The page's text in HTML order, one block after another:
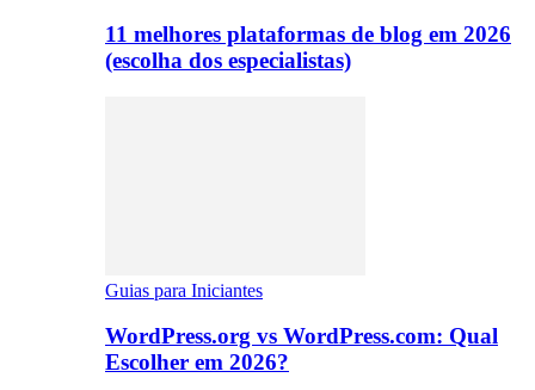
11 melhores plataformas de blog em 2026
(escolha dos especialistas)
Guias para Iniciantes
WordPress.org vs WordPress.com: Qual
Escolher em 2026?